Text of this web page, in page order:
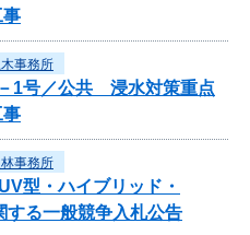
事
事務所
1号／公共 浸水対策重点
事
事務所
型・ハイブリッド・
する一般競争入札公告